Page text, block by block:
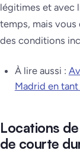
légitimes et avec
temps, mais
des conditions
À lire aussi :
Madrid en tant
Locations
de courte